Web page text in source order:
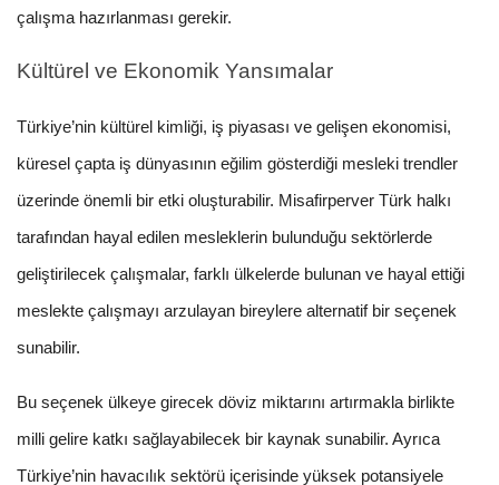
çalışma hazırlanması gerekir.
Kültürel ve Ekonomik Yansımalar
Türkiye’nin kültürel kimliği, iş piyasası ve gelişen ekonomisi,
küresel çapta iş dünyasının eğilim gösterdiği mesleki trendler
üzerinde önemli bir etki oluşturabilir. Misafirperver Türk halkı
tarafından hayal edilen mesleklerin bulunduğu sektörlerde
geliştirilecek çalışmalar, farklı ülkelerde bulunan ve hayal ettiği
meslekte çalışmayı arzulayan bireylere alternatif bir seçenek
sunabilir.
Bu seçenek ülkeye girecek döviz miktarını artırmakla birlikte
milli gelire katkı sağlayabilecek bir kaynak sunabilir. Ayrıca
Türkiye’nin havacılık sektörü içerisinde yüksek potansiyele